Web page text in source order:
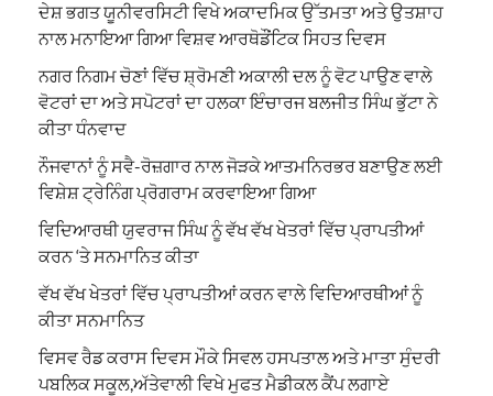
ਦੇਸ਼ ਭਗਤ ਯੂਨੀਵਰਸਿਟੀ ਵਿਖੇ ਅਕਾਦਮਿਕ ਉੱਤਮਤਾ ਅਤੇ ਉਤਸ਼ਾਹ
ਨਾਲ ਮਨਾਇਆ ਗਿਆ ਵਿਸ਼ਵ ਆਰਥੋਡੌਂਟਿਕ ਸਿਹਤ ਦਿਵਸ
ਨਗਰ ਨਿਗਮ ਚੋਣਾਂ ਵਿੱਚ ਸ਼੍ਰੋਮਣੀ ਅਕਾਲੀ ਦਲ ਨੂੰ ਵੋਟ ਪਾਉਣ ਵਾਲੇ
ਵੋਟਰਾਂ ਦਾ ਅਤੇ ਸਪੋਟਰਾਂ ਦਾ ਹਲਕਾ ਇੰਚਾਰਜ ਬਲਜੀਤ ਸਿੰਘ ਭੁੱਟਾ ਨੇ
ਕੀਤਾ ਧੰਨਵਾਦ
ਨੌਜਵਾਨਾਂ ਨੂੰ ਸਵੈ-ਰੋਜ਼ਗਾਰ ਨਾਲ ਜੋੜਕੇ ਆਤਮਨਿਰਭਰ ਬਣਾਉਣ ਲਈ
ਵਿਸ਼ੇਸ਼ ਟ੍ਰੇਨਿੰਗ ਪ੍ਰੋਗਰਾਮ ਕਰਵਾਇਆ ਗਿਆ
ਵਿਦਿਆਰਥੀ ਯੁਵਰਾਜ ਸਿੰਘ ਨੂੰ ਵੱਖ ਵੱਖ ਖੇਤਰਾਂ ਵਿੱਚ ਪ੍ਰਾਪਤੀਆਂ
ਕਰਨ ‘ਤੇ ਸਨਮਾਨਿਤ ਕੀਤਾ
ਵੱਖ ਵੱਖ ਖੇਤਰਾਂ ਵਿੱਚ ਪ੍ਰਾਪਤੀਆਂ ਕਰਨ ਵਾਲੇ ਵਿਦਿਆਰਥੀਆਂ ਨੂੰ
ਕੀਤਾ ਸਨਮਾਨਿਤ
ਵਿਸਵ ਰੈਡ ਕਰਾਸ ਦਿਵਸ ਮੌਕੇ ਸਿਵਲ ਹਸਪਤਾਲ ਅਤੇ ਮਾਤਾ ਸੁੰਦਰੀ
ਪਬਲਿਕ ਸਕੂਲ,ਅੱਤੇਵਾਲੀ ਵਿਖੇ ਮੁਫਤ ਮੈਡੀਕਲ ਕੈਂਪ ਲਗਾਏ